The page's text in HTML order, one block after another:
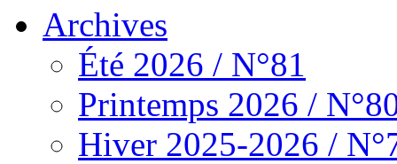
Archives
Été 2026 / N°81
Printemps 2026 /
Hiver 2025-2026 /